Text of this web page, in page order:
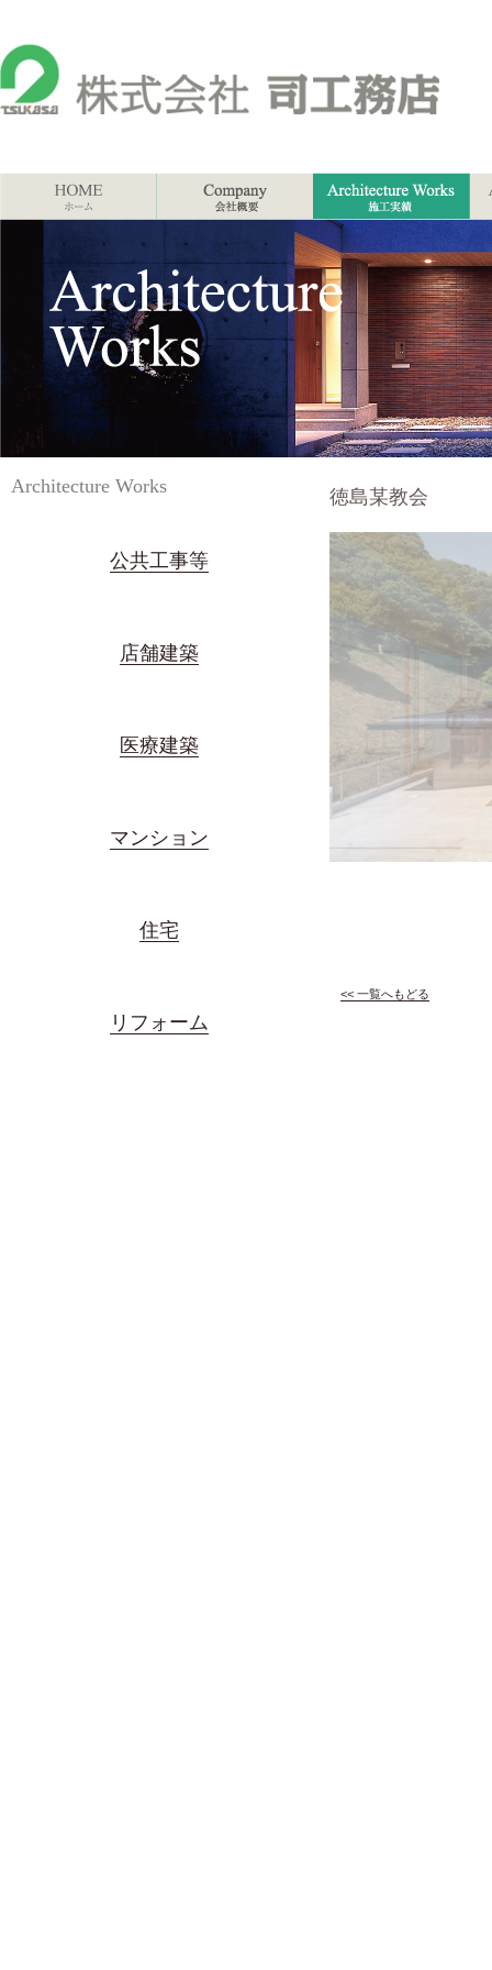
徳島某教会
<< 一覧へもどる
Architecture Works
公共工事等
店舗建築
医療建築
マンション
住宅
リフォーム